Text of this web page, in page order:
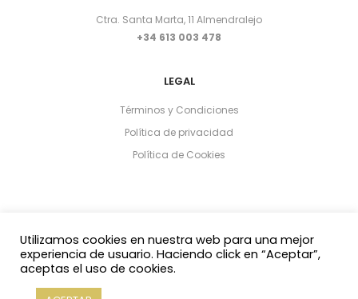
Ctra. Santa Marta, 11 Almendralejo
+34 613 003 478
LEGAL
Términos y Condiciones
Política de privacidad
Política de Cookies
Utilizamos cookies en nuestra web para una mejor
experiencia de usuario. Haciendo click en “Aceptar”,
aceptas el uso de cookies.